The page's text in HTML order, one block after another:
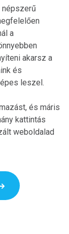
népszerű
a
akarsz a
és
leszel.
és máris
kattintás
weboldalad